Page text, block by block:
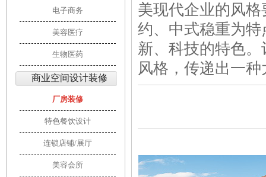
电子商务
美容医疗
生物医药
商业空间设计装修
厂房装修
特色餐饮设计
连锁店铺/展厅
美容会所
美现代企业的风
约、中式稳重为
新、科技的特色。
风格，传递出一